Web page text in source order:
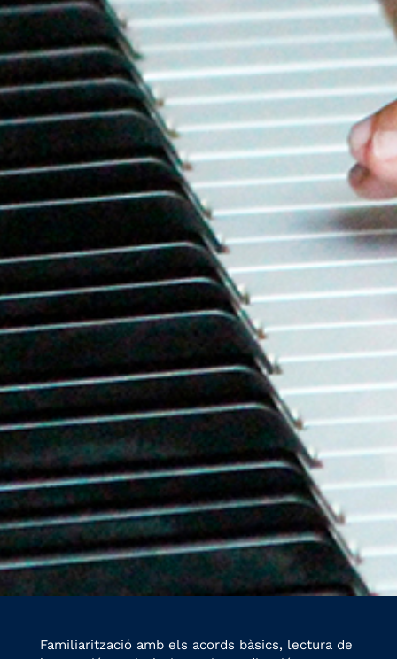
Familiarització amb els acords bàsics, lectura de